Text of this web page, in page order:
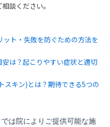
談ください。
ト・失敗を防ぐための方法を
は？起こりやすい症状と適切
スキン)とは？期待できる5つの
は院によりご提供可能な施